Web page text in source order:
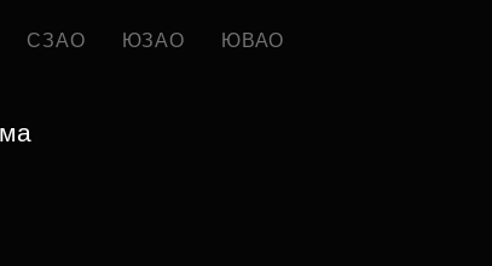
СЗАО ЮЗАО ЮВАО